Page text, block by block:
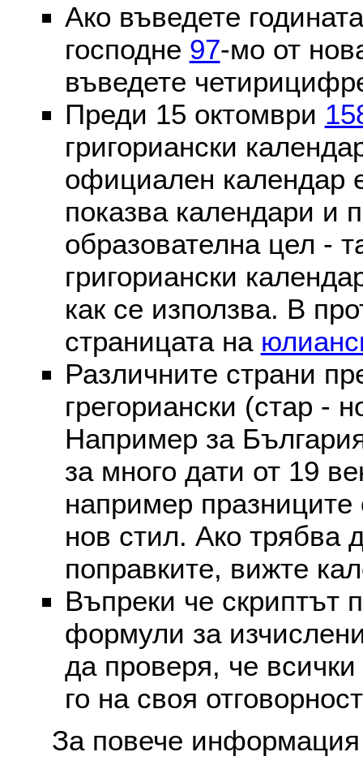
Ако въведете
господне 97-мо от
въведете
Преди 15 октомври
григориански
официален календар
показва календари и
образователна цел -
григориански
как се използва. В
страницата на
Различните страни
грегориански (стар -
Например за
за много дати от 19
например празниците
нов стил. Ако трябва
поправките, вижте
Въпреки че скриптът
формули за
да проверя, че
го на своя
За повече информация